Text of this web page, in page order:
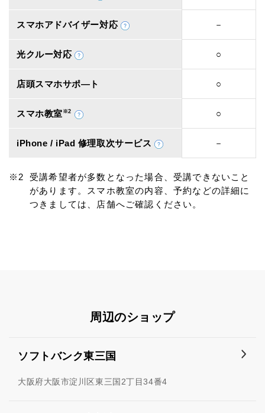
スマホアドバイザー対応 －
光クルー対応 ○
店頭スマホサポ―ト ○
スマホ教室 ※2 ○
iPhone / iPad 修理取次サービス －
受講希望者が多数となった場合、受講できないこと
があります。スマホ教室の内容、予約などの詳細に
つきましては、店舗へご確認ください。
周辺のショップ
ソフトバンク東三国
大阪府大阪市淀川区東三国2丁目34番4